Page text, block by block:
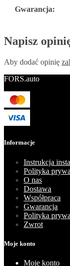
Gwarancja:
Napisz
Aby dodać opinię
FORS.auto
Informacje
Instrukcja
Polityka
O nas
Dostawa
Współpraca
Gwarancja
Polityka
Zwrot
Moje konto
Moje konto